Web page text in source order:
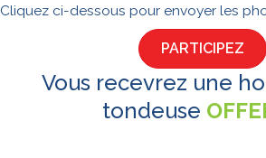
Cliquez ci-dessous pour envoyer les
PARTICIPEZ
Vous recevrez une
tondeuse